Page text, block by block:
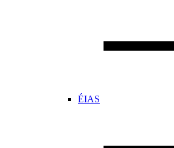
ÉIAS